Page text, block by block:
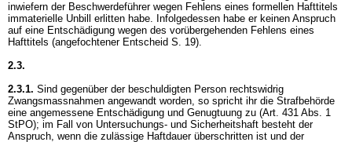
inwiefern der Beschwerdeführer wegen Fehlens eines formellen Hafttitels
immaterielle Unbill erlitten habe. Infolgedessen habe er keinen Anspruch
auf eine Entschädigung wegen des vorübergehenden Fehlens eines
Hafttitels (angefochtener Entscheid S. 19).
2.3.
2.3.1. Sind gegenüber der beschuldigten Person rechtswidrig
Zwangsmassnahmen angewandt worden, so spricht ihr die Strafbehörde
eine angemessene Entschädigung und Genugtuung zu (Art. 431 Abs. 1
StPO); im Fall von Untersuchungs- und Sicherheitshaft besteht der
Anspruch, wenn die zulässige Haftdauer überschritten ist und der